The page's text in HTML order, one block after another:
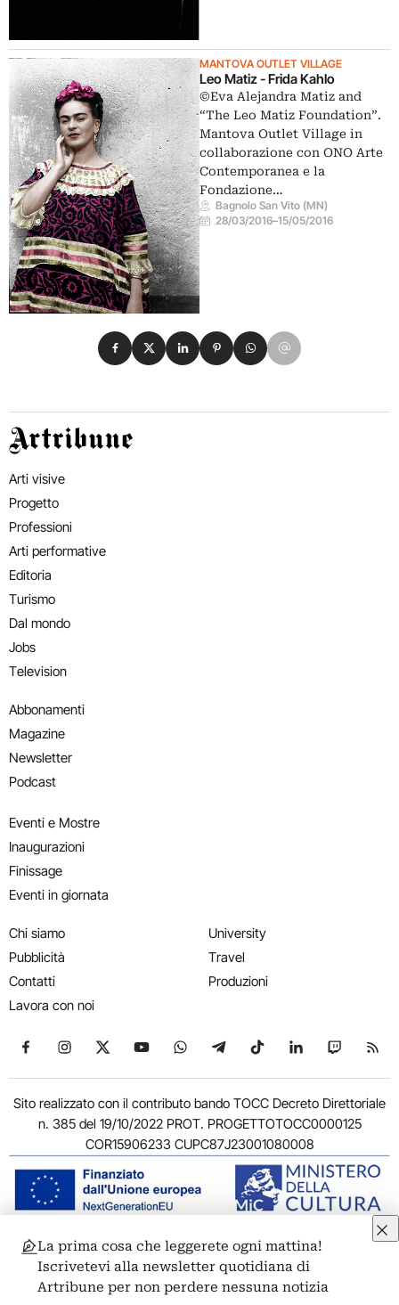
MANTOVA OUTLET VILLAGE
Leo Matiz - Frida Kahlo
©Eva Alejandra Matiz and
“The Leo Matiz Foundation”.
Mantova Outlet Village in
collaborazione con ONO Arte
Contemporanea e la
Fondazione…
Bagnolo San Vito (MN)
28/03/2016–15/05/2016
Condividi su Facebook
Condividi su X
Condividi su LinkedIn
Condividi su Pinterest
Condividi su WhatsApp
Condividi su Email
Artribune
Arti visive
Progetto
Professioni
Arti performative
Editoria
Turismo
Dal mondo
Jobs
Television
Abbonamenti
Magazine
Newsletter
Podcast
Eventi e Mostre
Inaugurazioni
Finissage
Eventi in giornata
Chi siamo
Pubblicità
Contatti
Lavora con noi
University
Travel
Produzioni
Seguici su Facebook
Seguici su Instagram
Seguici su X
Seguici su YouTube
Seguici su WhatsApp
Seguici su Telegram
Seguici su TikTok
Seguici su
Seguici
Sito realizzato con il contributo bando TOCC Decreto Direttoriale
n. 385 del 19/10/2022 PROT. PROGETTOTOCC0000125
COR15906233 CUPC87J23001080008
© 2011-2026 ARTRIBUNE srl – Corso Vittorio Emanuele II, 287 –
00186 Roma - P.I. 11381581005
Privacy: Responsabile della protezione dei dati personali
La prima cosa che leggerete ogni mattina!
Iscrivetevi alla newsletter quotidiana di
Artribune per non perdere nessuna notizia